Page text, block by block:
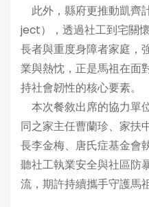
此外，縣府更推動凱齊
ject），透過社工到宅關
長者與重度身障者家庭，
業與熱忱，正是馬祖在面
持社會韌性的核心要素。
本次餐敘出席的協力單
同之家主任曹蘭珍、家扶
長李金梅、唐氏症基金會
聽社工執業安全與社區防
流，期許持續攜手守護馬